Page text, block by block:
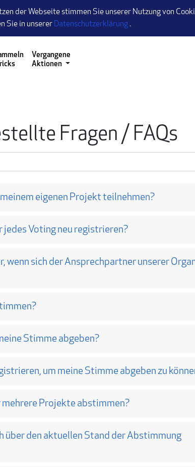
der Webseite stimmen Sie unserer Nutzung von
Sie in unserer Datenschutzerklärung (öffnet einen neuen
.
Vergangene
Aktionen
Fragen / FAQs
eigenen Projekt teilnehmen?
jedes Voting neu registrieren?
wenn sich der Ansprechpartner unserer
Stimme abgeben?
um meine Stimme abgeben zu
mehrere Projekte abstimmen?
über den aktuellen Stand der Abstimmung